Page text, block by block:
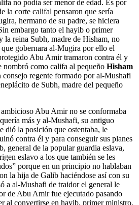
no podía ser menor de edad. Es por
la corte califal pensaron que sería
hermano de su padre, se hiciera
embargo tanto el hayib o primer
la reina Subh, madre de Hisham, no
gobernara al-Mugira por ello el
Abu Amir tramaron contra él y
nombró como califa al pequeño Hisham
regente formado por al-Mushafi
de Subh, madre del pequeño
Abu Amir no se conformaba
más y al-Mushafi, su antiguo
dió la posición que ostentaba, le
contra él y para conseguir sus planes
general de la popular guardia eslava,
eslavo a los que también se les
porque en un principio no hablaban
la hija de Galib haciéndose así con su
a al-Mushafi de traidor el general le
de Abu Amir fue ejecutado pasando
al convertirse en hayib, primer ministro.